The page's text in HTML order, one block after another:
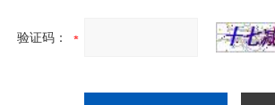
验证码：